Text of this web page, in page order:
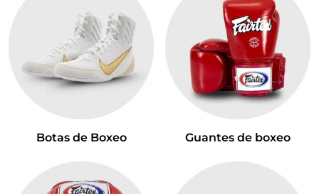
Botas de Boxeo Guantes de boxeo